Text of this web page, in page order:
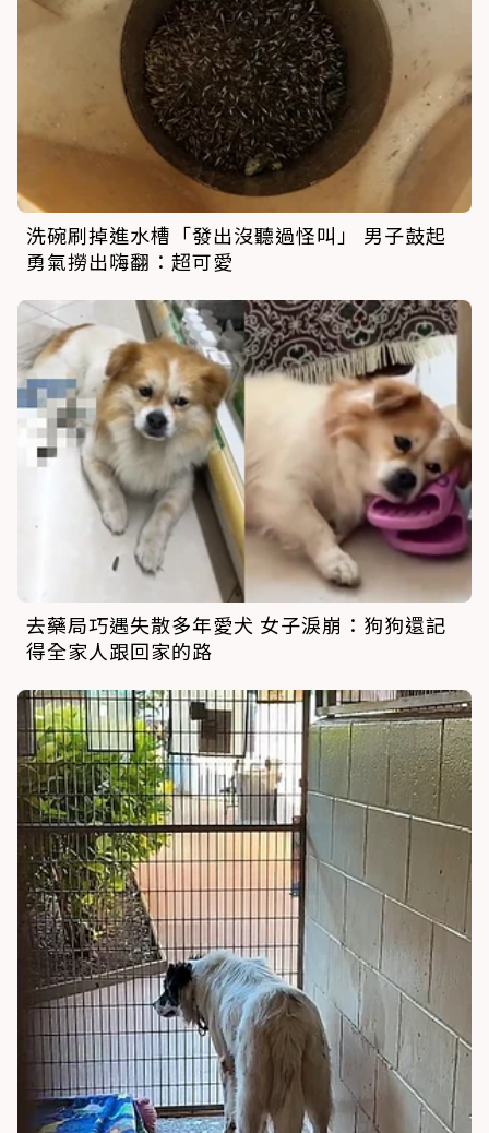
洗碗刷掉進水槽「發出沒聽過怪叫」 男子鼓起
勇氣撈出嗨翻：超可愛
去藥局巧遇失散多年愛犬 女子淚崩：狗狗還記
得全家人跟回家的路